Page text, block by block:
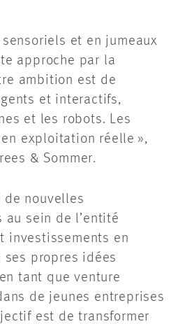
et en jumeaux
approche par la
ambition est de
et interactifs,
et les robots. Les
exploitation réelle »,
& Sommer.
nouvelles
au sein de l’entité
investissements en
ses propres idées
tant que venture
de jeunes entreprises
est de transformer